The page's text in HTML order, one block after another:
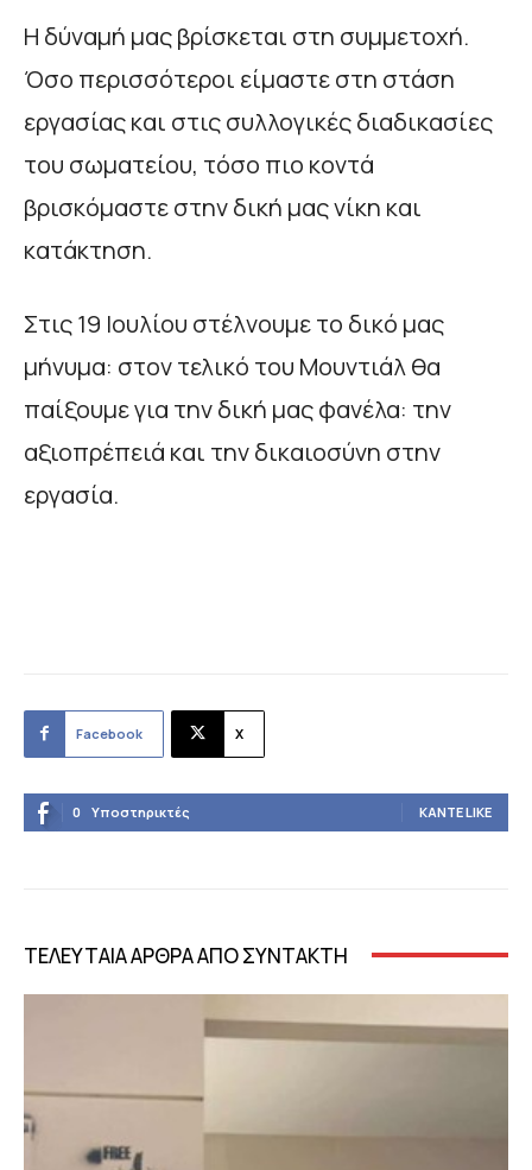
Η δύναμή μας βρίσκεται στη συμμετοχή.
Όσο περισσότεροι είμαστε στη στάση
εργασίας και στις συλλογικές διαδικασίες
του σωματείου, τόσο πιο κοντά
βρισκόμαστε στην δική μας νίκη και
κατάκτηση.
Στις 19 Ιουλίου στέλνουμε το δικό μας
μήνυμα: στον τελικό του Μουντιάλ θα
παίξουμε για την δική μας φανέλα: την
αξιοπρέπειά και την δικαιοσύνη στην
εργασία.
Facebook X
0 Υποστηρικτές ΚΆΝΤΕ LIKE
ΤΕΛΕΥΤΑΙΑ ΑΡΘΡΑ ΑΠΟ ΣΥΝΤΑΚΤΗ